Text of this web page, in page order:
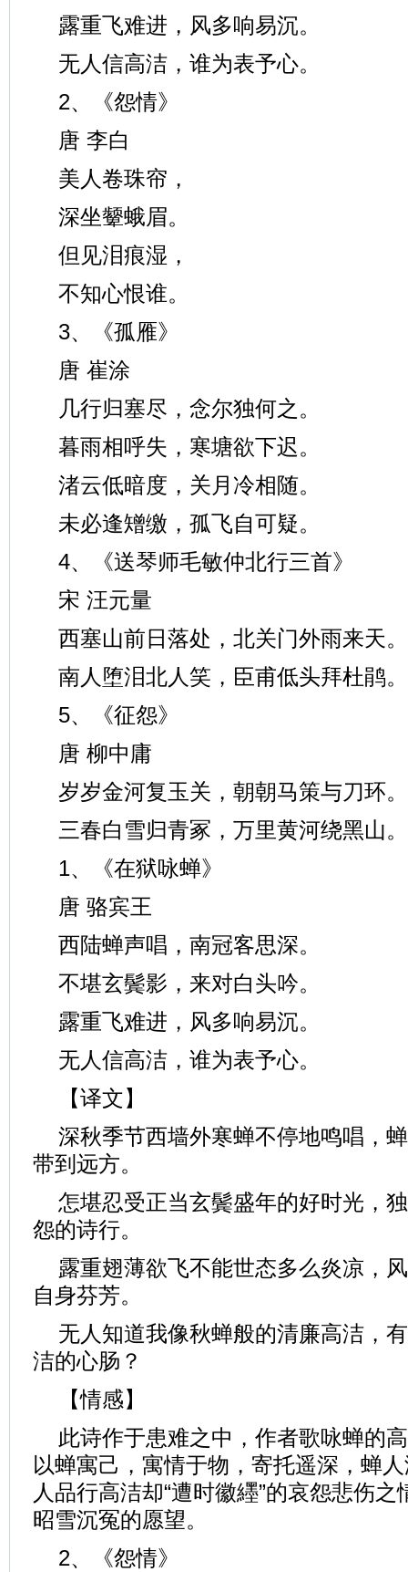
露重飞难进，风多响易沉。
无人信高洁，谁为表予心。
2、《怨情》
唐 李白
美人卷珠帘，
深坐颦蛾眉。
但见泪痕湿，
不知心恨谁。
3、《孤雁》
唐 崔涂
几行归塞尽，念尔独何之。
暮雨相呼失，寒塘欲下迟。
渚云低暗度，关月冷相随。
未必逢矰缴，孤飞自可疑。
4、《送琴师毛敏仲北行三首》
宋 汪元量
西塞山前日落处，北关门外雨来天。
南人堕泪北人笑，臣甫低头拜杜鹃。
5、《征怨》
唐 柳中庸
岁岁金河复玉关，朝朝马策与刀环。
三春白雪归青冢，万里黄河绕黑山。
1、《在狱咏蝉》
唐 骆宾王
西陆蝉声唱，南冠客思深。
不堪玄鬓影，来对白头吟。
露重飞难进，风多响易沉。
无人信高洁，谁为表予心。
【译文】
深秋季节西墙外寒蝉不停地鸣唱，
带到远方。
怎堪忍受正当玄鬓盛年的好时光，
怨的诗行。
露重翅薄欲飞不能世态多么炎凉，
自身芬芳。
无人知道我像秋蝉般的清廉高洁，
洁的心肠？
【情感】
此诗作于患难之中，作者歌咏蝉的
以蝉寓己，寓情于物，寄托遥深，蝉
人品行高洁却“遭时徽纆”的哀怨悲伤
昭雪沉冤的愿望。
2、《怨情》